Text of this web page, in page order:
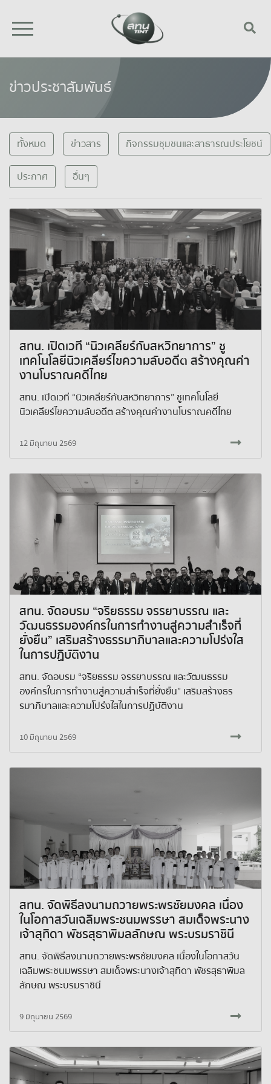
ข่าวประชาสัมพันธ์
ทั้งหมด ข่าวสาร กิจกรรมชุมชนและสาธารณประโยชน์
ประกาศ อื่นๆ
สทน. เปิดเวที “นิวเคลียร์กับสหวิทยาการ” ชู
เทคโนโลยีนิวเคลียร์ไขความลับอดีต สร้างคุณค่า
งานโบราณคดีไทย
สทน. เปิดเวที “นิวเคลียร์กับสหวิทยาการ” ชูเทคโนโลยี
นิวเคลียร์ไขความลับอดีต สร้างคุณค่างานโบราณคดีไทย
12 มิถุนายน 2569
สทน. จัดอบรม “จริยธรรม จรรยาบรรณ และ
วัฒนธรรมองค์กรในการทำงานสู่ความสำเร็จที่
ยั่งยืน” เสริมสร้างธรรมาภิบาลและความโปร่งใส
ในการปฏิบัติงาน
สทน. จัดอบรม “จริยธรรม จรรยาบรรณ และวัฒนธรรม
องค์กรในการทำงานสู่ความสำเร็จที่ยั่งยืน” เสริมสร้างธร
รมาภิบาลและความโปร่งใสในการปฏิบัติงาน
10 มิถุนายน 2569
สทน. จัดพิธีลงนามถวายพระพรชัยมงคล เนื่อง
ในโอกาสวันเฉลิมพระชนมพรรษา สมเด็จพระนาง
เจ้าสุทิดา พัชรสุธาพิมลลักษณ พระบรมราชินี
สทน. จัดพิธีลงนามถวายพระพรชัยมงคล เนื่องในโอกาสวัน
เฉลิมพระชนมพรรษา สมเด็จพระนางเจ้าสุทิดา พัชรสุธาพิมล
ลักษณ พระบรมราชินี
9 มิถุนายน 2569